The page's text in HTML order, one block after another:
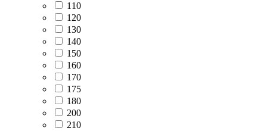
110
120
130
140
150
160
170
175
180
200
210